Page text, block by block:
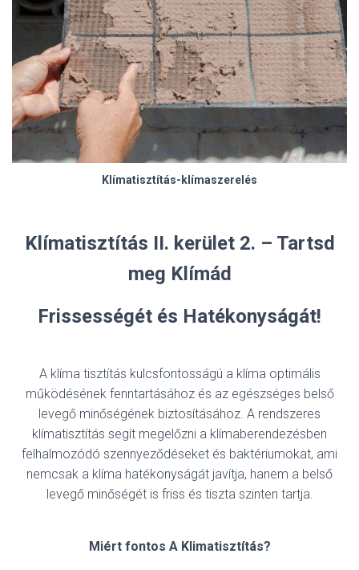
Klímatisztítás-klímaszerelés
Klímatisztítás II. kerület 2. – Tartsd
meg Klímád
Frissességét és Hatékonyságát!
A klíma tisztítás kulcsfontosságú a klíma optimális
működésének fenntartásához és az egészséges belső
levegő minőségének biztosításához. A rendszeres
klímatisztítás segít megelőzni a klímaberendezésben
felhalmozódó szennyeződéseket és baktériumokat, ami
nemcsak a klíma hatékonyságát javítja, hanem a belső
levegő minőségét is friss és tiszta szinten tartja.
Miért fontos A Klimatisztítás?